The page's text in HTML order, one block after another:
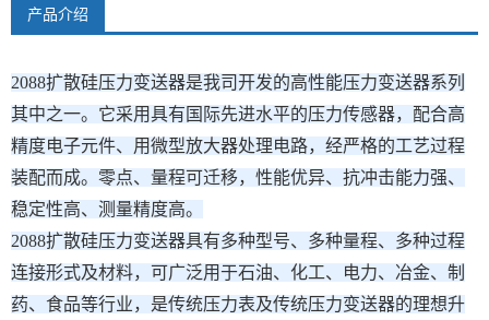
产品介绍
2088扩散硅压力变送器是我司开发的高性能压力变送器系列
其中之一。它采用具有国际先进水平的压力传感器，配合高
精度电子元件、用微型放大器处理电路，经严格的工艺过程
装配而成。零点、量程可迁移，性能优异、抗冲击能力强、
稳定性高、测量精度高。
2088扩散硅压力变送器具有多种型号、多种量程、多种过程
连接形式及材料，可广泛用于石油、化工、电力、冶金、制
药、食品等行业，是传统压力表及传统压力变送器的理想升